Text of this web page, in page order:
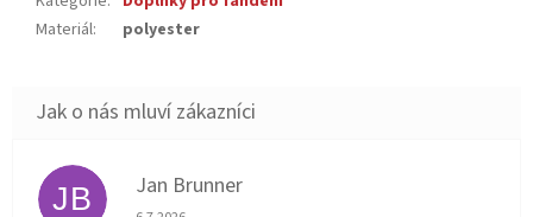
Materiál: polyester
JB Jan Brunner
Hodnocení obchodu je 5 z 5 hvězdiček.